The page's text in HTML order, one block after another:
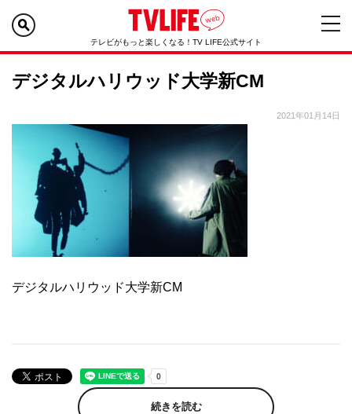
テレビがもっと楽しくなる！TV LIFE公式サイト
デジタルハリウッド大学新CM
2021年01月14日
デジタルハリウッド大学新CM
続きを読む